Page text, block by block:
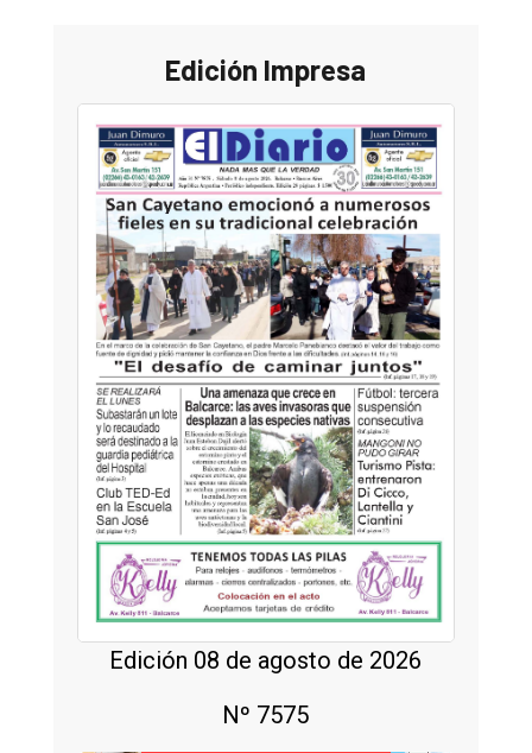
Edición Impresa
Edición 08 de agosto de 2026
Nº 7575